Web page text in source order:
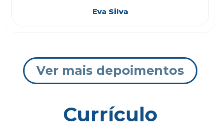
Eva Silva
Ver mais depoimentos
Currículo